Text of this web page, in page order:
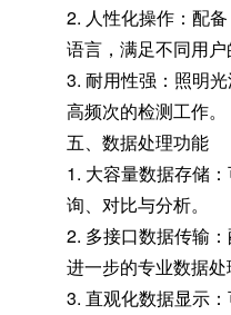
2. 人性化操作：配
语言，满足不同用
3. 耐用性强：照明
高频次的检测工作。
五、数据处理功能
1. 大容量数据存储
询、对比与分析。
2. 多接口数据传输
进一步的专业数据
3. 直观化数据显示